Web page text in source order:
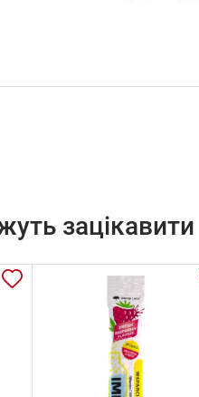
зацікавити